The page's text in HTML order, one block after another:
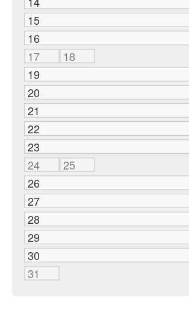
15
16
17
18
19
20
21
22
23
24
25
26
27
28
29
30
31